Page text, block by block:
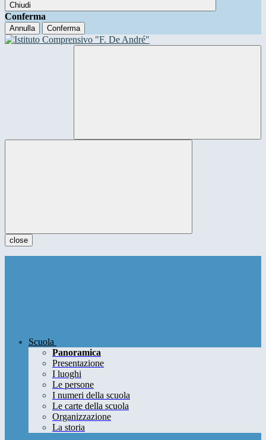
Chiudi
Conferma
Annulla Conferma
close
Scuola
Panoramica
Presentazione
I luoghi
Le persone
I numeri della scuola
Le carte della scuola
Organizzazione
La storia